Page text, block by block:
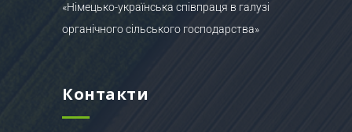
«Німецько-українська співпраця в галузі
органічного сільського господарства»
Контакти